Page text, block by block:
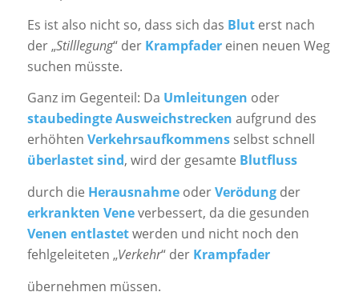
Es ist also nicht so, dass sich das Bluterst nach
der „Stilllegung“ der Krampfadereinen neuen Weg
suchen müsste.
Ganz im Gegenteil: Da Umleitungen oder
staubedingte Ausweichstrecken aufgrund des
erhöhten Verkehrsaufkommensselbst schnell
überlastet sind, wird der gesamte Blutfluss
durch die HerausnahmeoderVerödungder
erkrankten Veneverbessert, da die gesunden
Venen entlastetwerden und nicht noch den
fehlgeleiteten „Verkehr“ derKrampfader
übernehmen müssen.